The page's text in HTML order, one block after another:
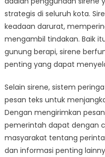
strategis di seluruh kota.
keadaan darurat,
mengambil tindakan. Baik
gunung berapi, sirene
penting yang dapat
Selain sirene, sistem
pesan teks untuk
Dengan mengirimkan
pemerintah dapat dengan
masyarakat tentang
dan informasi penting